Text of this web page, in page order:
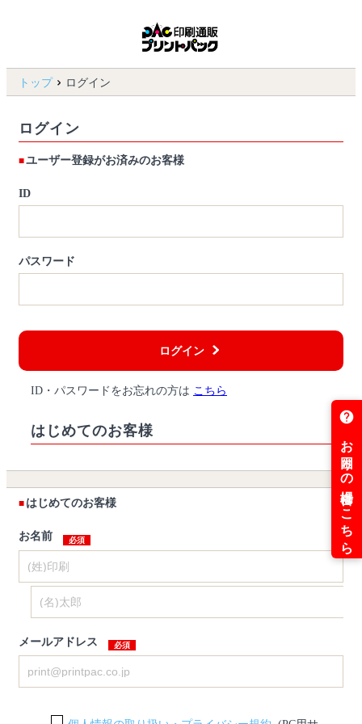
トップ ログイン
ログイン
ユーザー登録がお済みのお客様
ID
パスワード
ログイン
ID・パスワードをお忘れの方は こちら
はじめてのお客様
はじめてのお客様
お名前
メールアドレス